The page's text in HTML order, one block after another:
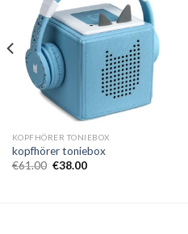
KOPFHÖRER TONIEBOX
kopfhörer toniebox
€61.00 €38.00